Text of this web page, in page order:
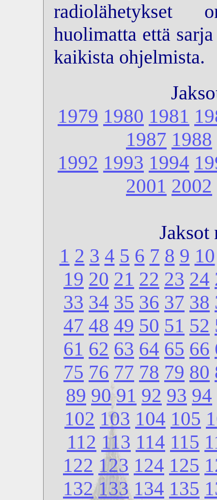
radiolähetykset
huolimatta että
kaikista ohjelmista.
1979 1980 1981
1987 1988
1992 1993 1994
2001 2002
Jaksot
1 2 3 4 5 6 7 8 9 10
19 20 21 22 23 24
33 34 35 36 37 38
47 48 49 50 51 52
61 62 63 64 65 66
75 76 77 78 79 80
89 90 91 92 93 94
102 103 104 105
112 113 114 115
122 123 124 125
132 133 134 135